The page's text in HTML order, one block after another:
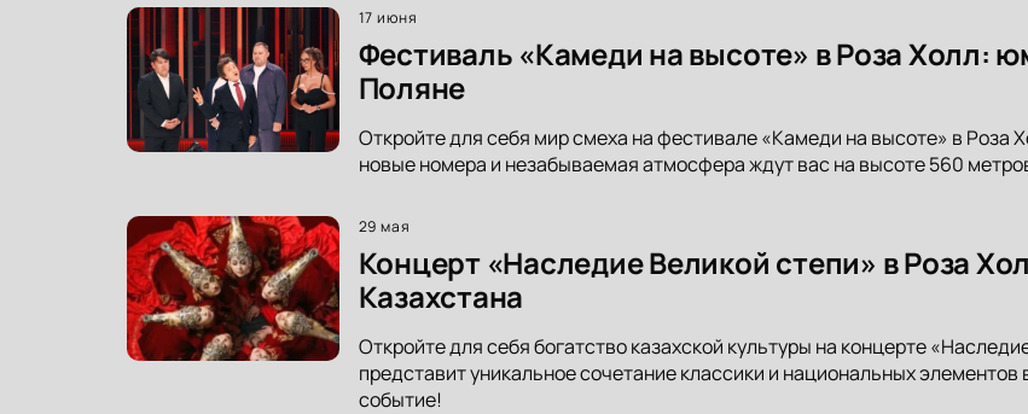
17 июня
Фестиваль «Камеди на высоте» в Роза Холл:
Поляне
Откройте для себя мир смеха на фестивале «Камеди на высоте» в Роза
новые номера и незабываемая атмосфера ждут вас на высоте 560
29 мая
Концерт «Наследие Великой степи» в Роза
Казахстана
Откройте для себя богатство казахской культуры на концерте
представит уникальное сочетание классики и национальных
событие!